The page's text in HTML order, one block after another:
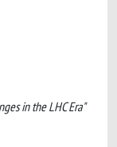
in the LHC Era"